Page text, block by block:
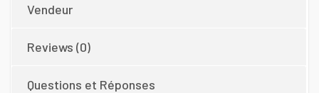
Vendeur
Reviews (0)
Questions et Réponses